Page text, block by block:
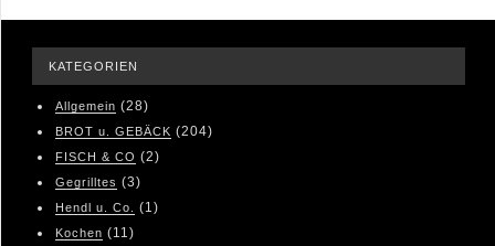
KATEGORIEN
Allgemein (28)
BROT u. GEBÄCK (204)
FISCH & CO (2)
Gegrilltes (3)
Hendl u. Co. (1)
Kochen (11)